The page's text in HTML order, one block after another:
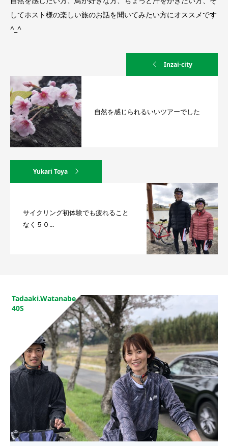
してホスト様の楽しい旅のお話を聞いてみたい方にオススメです
^_^
Inzai-city
自然を感じられるいいツアーでした
Yukari Toya
サイクリング初体験でも疲れること
なく５０...
Tadaaki.Watanabe
40S